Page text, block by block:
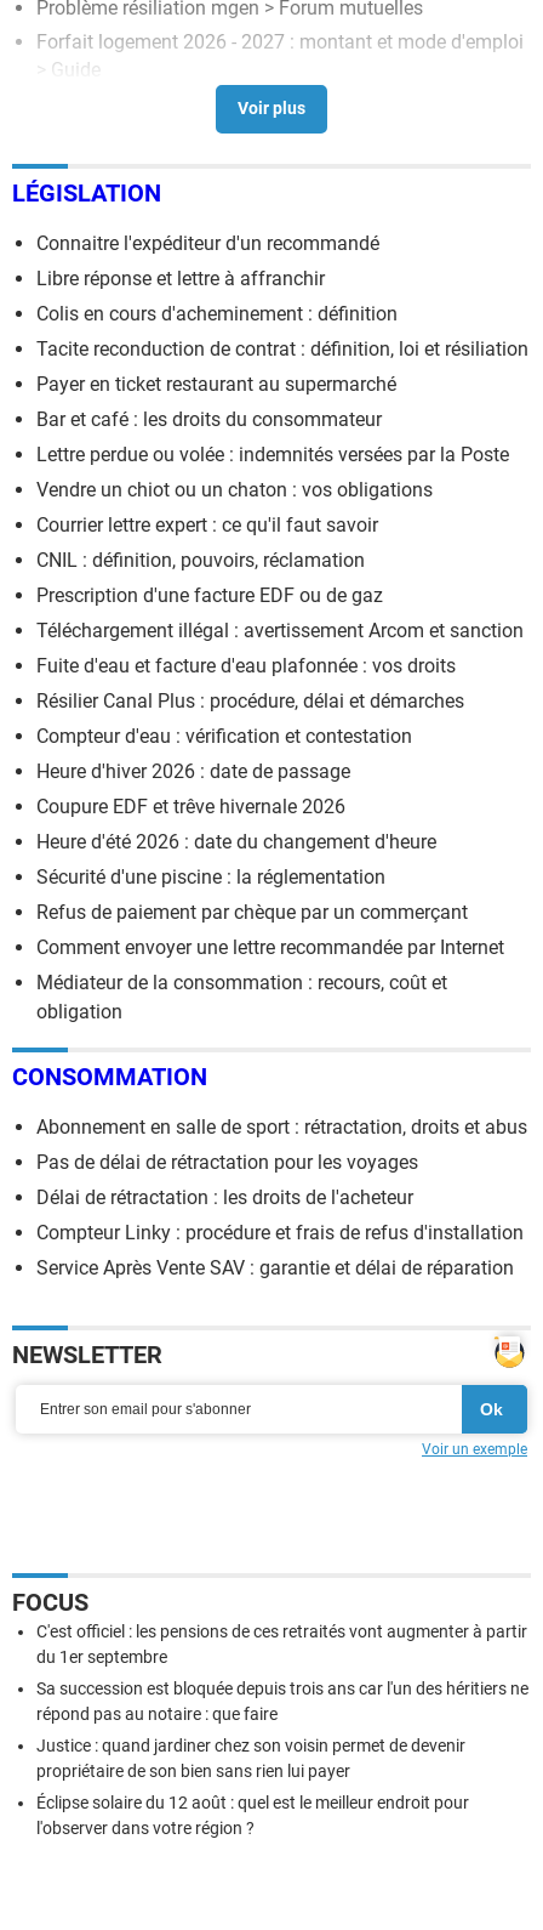
Problème résiliation mgen > Forum mutuelles
Forfait logement 2026 - 2027 : montant et mode d'emploi
> Guide
> Accueil - Droit des assurances
Mobile géographiquement>Forum salariés
LÉGISLATION
Connaitre l'expéditeur d'un recommandé
Libre réponse et lettre à affranchir
Colis en cours d'acheminement : définition
Tacite reconduction de contrat : définition, loi et résiliation
Payer en ticket restaurant au supermarché
Bar et café : les droits du consommateur
Lettre perdue ou volée : indemnités versées par la Poste
Vendre un chiot ou un chaton : vos obligations
Courrier lettre expert : ce qu'il faut savoir
CNIL : définition, pouvoirs, réclamation
Prescription d'une facture EDF ou de gaz
Téléchargement illégal : avertissement Arcom et sanction
Fuite d'eau et facture d'eau plafonnée : vos droits
Résilier Canal Plus : procédure, délai et démarches
Compteur d'eau : vérification et contestation
Heure d'hiver 2026 : date de passage
Coupure EDF et trêve hivernale 2026
Heure d'été 2026 : date du changement d'heure
Sécurité d'une piscine : la réglementation
Refus de paiement par chèque par un commerçant
Comment envoyer une lettre recommandée par Internet
Médiateur de la consommation : recours, coût et
obligation
CONSOMMATION
Abonnement en salle de sport : rétractation, droits et abus
Pas de délai de rétractation pour les voyages
Délai de rétractation : les droits de l'acheteur
Compteur Linky : procédure et frais de refus d'installation
Service Après Vente SAV : garantie et délai de réparation
NEWSLETTER
Voir un exemple
FOCUS
C'est officiel : les pensions de ces retraités vont augmenter à partir
du 1er septembre
Sa succession est bloquée depuis trois ans car l'un des héritiers ne
répond pas au notaire : que faire
Justice : quand jardiner chez son voisin permet de devenir
propriétaire de son bien sans rien lui payer
Éclipse solaire du 12 août : quel est le meilleur endroit pour
l'observer dans votre région ?